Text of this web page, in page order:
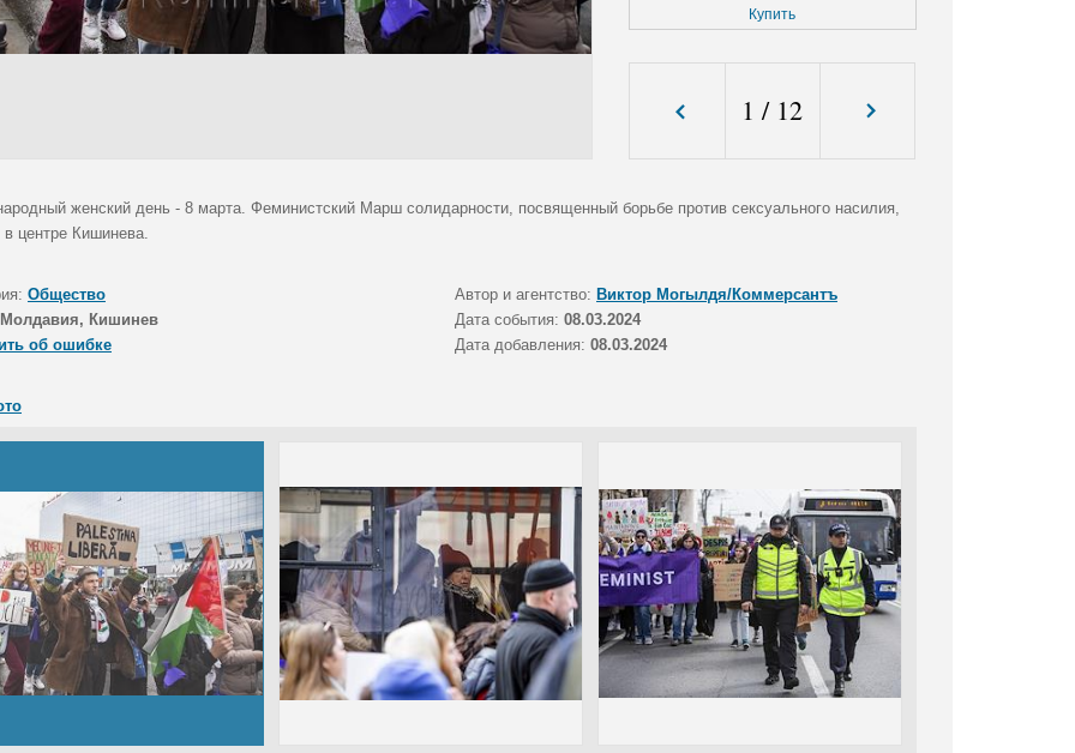
Купить
1 / 12
женский день - 8 марта. Феминистский Марш солидарности, посвященный борьбе против сексуального насилия,
центре Кишинева.
Общество Автор и агентство: Виктор Могылдя/Коммерсантъ
Молдавия, Кишинев Дата события: 08.03.2024
об ошибке
Дата добавления: 08.03.2024